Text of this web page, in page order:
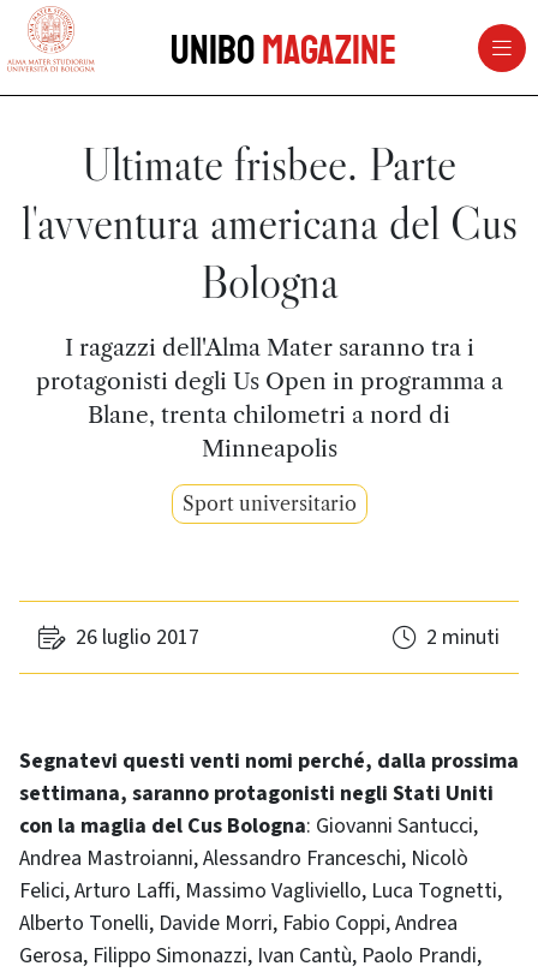
vai al contenuto della pagina
UniboMagazine
Ultimate frisbee. Parte
l'avventura americana del Cus
Bologna
I ragazzi dell'Alma Mater saranno tra i
protagonisti degli Us Open in programma a
Blane, trenta chilometri a nord di
Minneapolis
Sport universitario
26 luglio 2017 2 minuti
Segnatevi questi venti nomi perché, dalla prossima
settimana, saranno protagonisti negli Stati Uniti
con la maglia del Cus Bologna: Giovanni Santucci,
Andrea Mastroianni, Alessandro Franceschi, Nicolò
Felici, Arturo Laffi, Massimo Vagliviello, Luca Tognetti,
Alberto Tonelli, Davide Morri, Fabio Coppi, Andrea
Gerosa, Filippo Simonazzi, Ivan Cantù, Paolo Prandi,